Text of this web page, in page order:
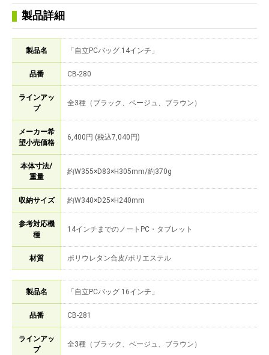
製品詳細
製品名 「自立PCバッグ 14インチ」
品番 CB-280
ラインアッ
プ
全3種（ブラック、ベージュ、ブラウン）
メーカー希
望小売価格
6,400円 (税込7,040円)
本体寸法/
重量
約W355×D83×H305mm/約370g
収納サイズ 約W340×D25×H240mm
参考対応機
種
14インチまでのノートPC・タブレット
材質 ポリウレタン合皮/ポリエステル
製品名 「自立PCバッグ 16インチ」
品番 CB-281
ラインアッ
プ
全3種（ブラック、ベージュ、ブラウン）